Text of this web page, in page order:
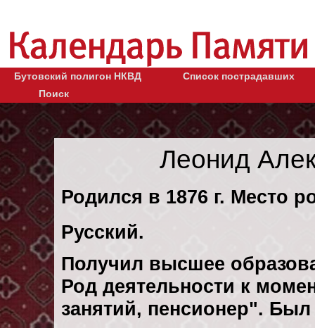
Бутовский полигон НКВД
Список пострадавших
Поиск
Леонид
Родился в 1876 г. Место
Русский.
Получил высшее
Род деятельности к
занятий, пенсионер".